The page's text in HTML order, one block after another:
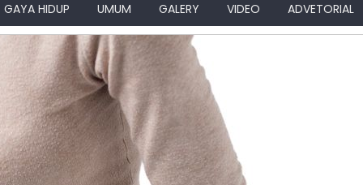
GAYA HIDUP UMUM GALERY VIDEO ADVETORIAL